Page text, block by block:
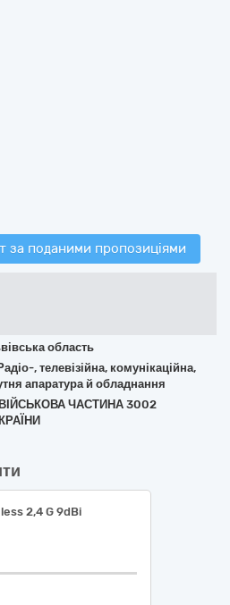
за поданими пропозиціями
область
, телевізійна, комунікаційна,
апаратура й обладнання
ВІЙСЬКОВА ЧАСТИНА 3002
2,4 G 9dBi